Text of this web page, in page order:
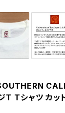
T Tシャツ カッ